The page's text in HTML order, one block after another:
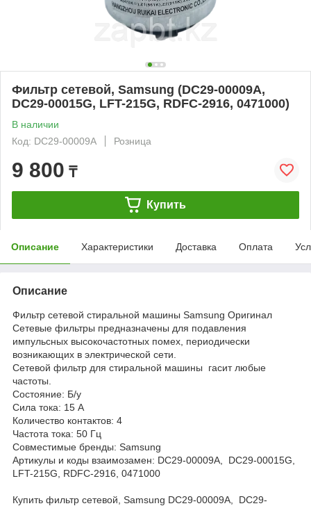
Фильтр сетевой, Samsung (DC29-00009A,
DC29-00015G, LFT-215G, RDFC-2916, 0471000)
В наличии
Код: DC29-00009A
Розница
9 800 ₸
Купить
Описание Характеристики Доставка Оплата
Описание
Фильтр сетевой стиральной машины Samsung Оригинал
Сетевые фильтры предназначены для подавления
импульсных высокочастотных помех, периодически
возникающих в электрической сети.
Сетевой фильтр для стиральной машины гасит любые
частоты.
Состояние: Б/у
Сила тока: 15 А
Количество контактов: 4
Частота тока: 50 Гц
Совместимые бренды: Samsung
Артикулы и коды взаимозамен: DC29-00009A, DC29-00015G,
LFT-215G, RDFC-2916, 0471000
Купить фильтр сетевой, Samsung DC29-00009A, DC29-